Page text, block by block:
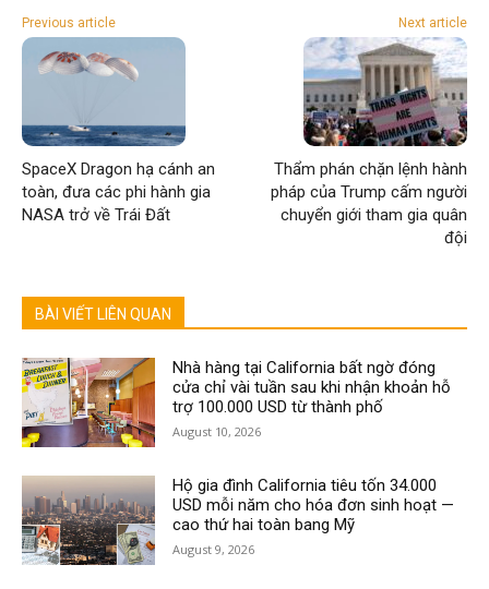
Previous article
SpaceX Dragon hạ cánh an
toàn, đưa các phi hành gia
NASA trở về Trái Đất
Next article
Thẩm phán chặn lệnh hành
pháp của Trump cấm người
chuyển giới tham gia quân
đội
BÀI VIẾT LIÊN QUAN
Nhà hàng tại California bất ngờ đóng
cửa chỉ vài tuần sau khi nhận khoản hỗ
trợ 100.000 USD từ thành phố
August 10, 2026
Hộ gia đình California tiêu tốn 34.000
USD mỗi năm cho hóa đơn sinh hoạt —
cao thứ hai toàn bang Mỹ
August 9, 2026